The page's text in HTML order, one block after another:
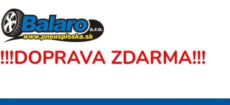
!!!DOPRAVA ZDARMA!!!